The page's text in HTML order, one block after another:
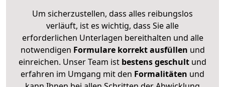
Um sicherzustellen, dass alles reibungslos
verläuft, ist es wichtig, dass Sie alle
erforderlichen Unterlagen bereithalten und alle
notwendigen Formulare korrekt ausfüllen und
einreichen. Unser Team ist bestens geschult und
erfahren im Umgang mit den Formalitäten und